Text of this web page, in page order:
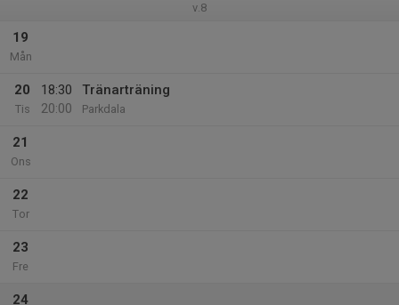
v.8
19
Mån
20
Tis
18:30
20:00
Tränarträning
Parkdala
21
Ons
22
Tor
23
Fre
24